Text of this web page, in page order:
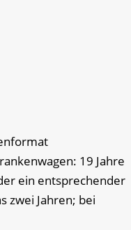
19 Jahre
ein entsprechender
zwei Jahren; bei